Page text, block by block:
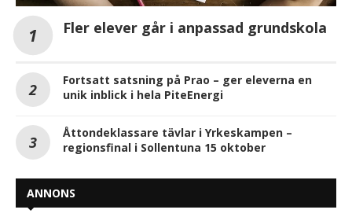
Fler elever går i anpassad grundskola
Fortsatt satsning på Prao – ger eleverna en
unik inblick i hela PiteEnergi
Åttondeklassare tävlar i Yrkeskampen –
regionsfinal i Sollentuna 15 oktober
ANNONS